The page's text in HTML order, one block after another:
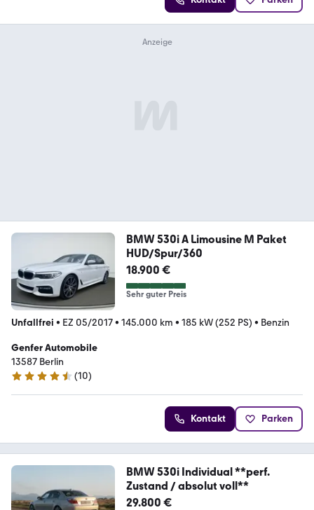
BMW 530i A Limousine M Paket
HUD/Spur/360
18.900 €
Sehr guter Preis
Unfallfrei • EZ 05/2017• 145.000 km • 185 kW (252 PS) • Benzin
Genfer Automobile
13587 Berlin
4.4 Sterne
(10)
Kontakt Parken
BMW 530i Individual **perf.
Zustand / absolut voll**
29.800 €